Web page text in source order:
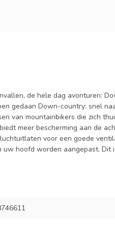
de hele dag avonturen:
gedaan Down-country: snel
van mountainbikers die zich
meer bescherming aan de
voor een goede
hoofd worden aangepast. Dit